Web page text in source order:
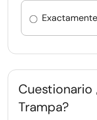
Cuestionario
Trampa?